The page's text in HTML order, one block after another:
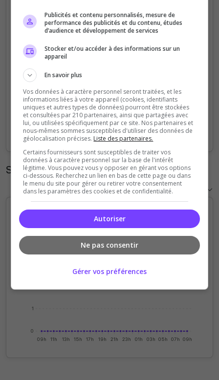
0
1
2
3
Sep Oct Nov Dec Jan Feb Mar Apr May Jun Jul Aug
Statistiques horaires
0
1
09h 11h 13h 15h 17h 19h 21h 23h 01h 03h 05h 07h 09h
Publicités et contenu personnalisés, mesure de
performance des publicités et du contenu, études
d’audience et développement de services
Stocker et/ou accéder à des informations sur un
appareil
En savoir plus
Vos données à caractère personnel seront traitées, et les
informations liées à votre appareil (cookies, identifiants
uniques et autres types de données) pourront être stockées
et consultées par 210 partenaires, ainsi que partagées avec
lui, ou utilisées spécifiquement par ce site. Nos partenaires et
nous-mêmes sommes susceptibles d'utiliser des données de
géolocalisation précises. Liste des partenaires.
Certains fournisseurs sont susceptibles de traiter vos
données à caractère personnel sur la base de l'intérêt
légitime. Vous pouvez vous y opposer en gérant vos options
ci-dessous. Recherchez un lien en bas de cette page ou dans
le menu du site pour gérer ou retirer votre consentement
dans les paramètres des cookies et de confidentialité.
Autoriser
Ne pas consentir
Gérer vos préférences